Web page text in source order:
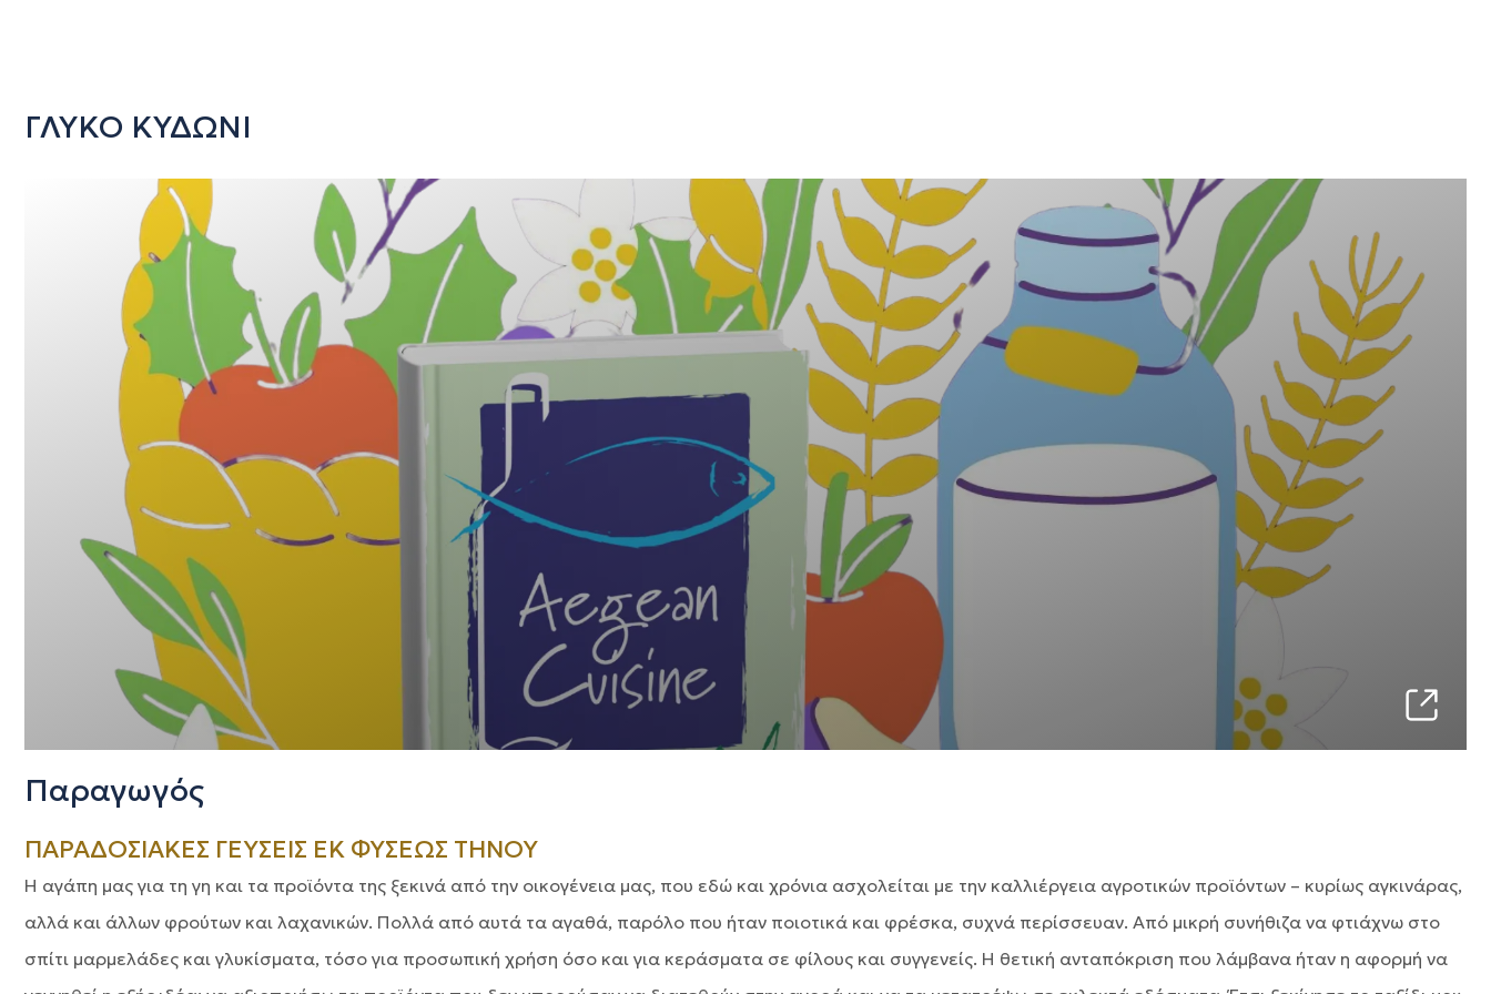
ΓΛΥΚΟ ΚΥΔΩΝΙ
Παραγωγός
ΠΑΡΑΔΟΣΙΑΚΕΣ ΓΕΥΣΕΙΣ ΕΚ ΦΥΣΕΩΣ ΤΗΝΟΥ
Η αγάπη μας για τη γη και τα προϊόντα της ξεκινά από την οικογένεια μας, που εδώ και χρόνια ασχολείται με την καλλιέργεια αγροτικών προϊόντων – κυρίως αγκινάρας,
αλλά και άλλων φρούτων και λαχανικών. Πολλά από αυτά τα αγαθά, παρόλο που ήταν ποιοτικά και φρέσκα, συχνά περίσσευαν. Από μικρή συνήθιζα να φτιάχνω στο
σπίτι μαρμελάδες και γλυκίσματα, τόσο για προσωπική χρήση όσο και για κεράσματα σε φίλους και συγγενείς. Η θετική ανταπόκριση που λάμβανα ήταν η αφορμή να